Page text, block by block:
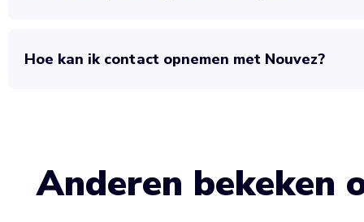
Hoe kan ik contact opnemen met Nouvez?
Anderen bekeken